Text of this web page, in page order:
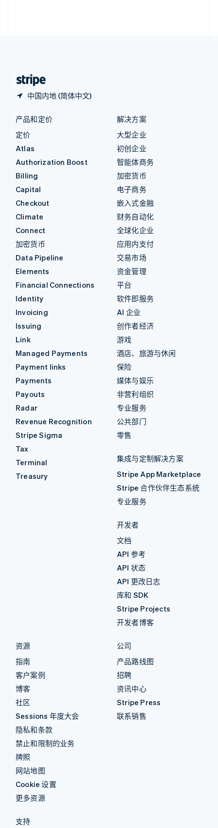
中国内地 (简体中文)
产品和定价
定价
Atlas
Authorization Boost
Billing
Capital
Checkout
Climate
Connect
加密货币
Data Pipeline
Elements
Financial Connections
Identity
Invoicing
Issuing
Link
Managed Payments
Payment links
Payments
Payouts
Radar
Revenue Recognition
Stripe Sigma
Tax
Terminal
Treasury
解决方案
大型企业
初创企业
智能体商务
加密货币
电子商务
嵌入式金融
财务自动化
全球化企业
应用内支付
交易市场
资金管理
平台
软件即服务
AI 企业
创作者经济
游戏
酒店、旅游与休闲
保险
媒体与娱乐
非营利组织
专业服务
公共部门
零售
集成与定制解决方案
Stripe App Marketplace
Stripe 合作伙伴生态系统
专业服务
开发者
文档
API 参考
API 状态
API 更改日志
库和 SDK
Stripe Projects
开发者博客
资源
指南
客户案例
博客
社区
Sessions 年度大会
隐私和条款
禁止和限制的业务
牌照
网站地图
Cookie 设置
更多资源
公司
产品路线图
招聘
资讯中心
Stripe Press
联系销售
支持